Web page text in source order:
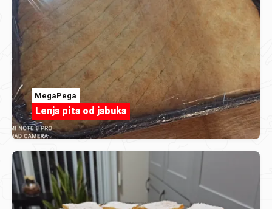
MegaPega
Lenja pita od jabuka